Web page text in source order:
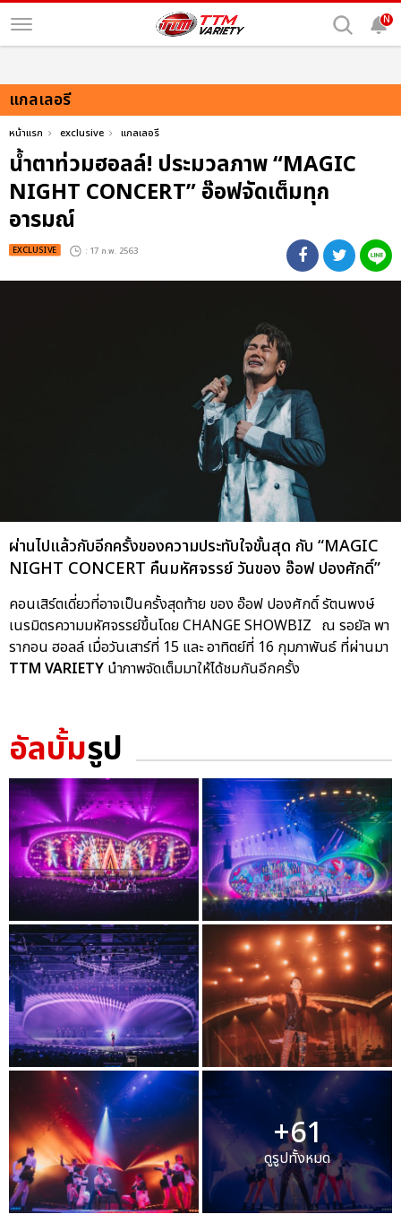
N
แกลเลอรี
หน้าแรก exclusive แกลเลอรี
น้ำตาท่วมฮอลล์! ประมวลภาพ “MAGIC
NIGHT CONCERT” อ๊อฟจัดเต็มทุก
อารมณ์
EXCLUSIVE : 17 ก.พ. 2563
ผ่านไปแล้วกับอีกครั้งของความประทับใจขั้นสุด กับ “MAGIC
NIGHT CONCERT คืนมหัศจรรย์ วันของ อ๊อฟ ปองศักดิ์”
คอนเสิร์ตเดี่ยวที่อาจเป็นครั้งสุดท้าย ของ อ๊อฟ ปองศักดิ์ รัตนพงษ์
เนรมิตรความมหัศจรรย์ขึ้นโดย CHANGE SHOWBIZ ณ รอยัล พา
รากอน ฮอลล์ เมื่อวันเสาร์ที่ 15 และ อาทิตย์ที่ 16 กุมภาพันธ์ ที่ผ่านมา
TTM VARIETY นำภาพจัดเต็มมาให้ได้ชมกันอีกครั้ง
อัลบั้มรูป
+61
ดูรูปทั้งหมด